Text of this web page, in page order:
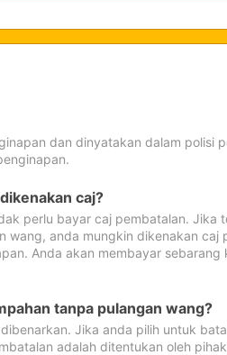
dan dinyatakan dalam polisi
caj?
perlu bayar caj pembatalan. Jika
anda mungkin dikenakan caj
Anda akan membayar sebarang
tanpa pulangan wang?
Jika anda pilih untuk
adalah ditentukan oleh